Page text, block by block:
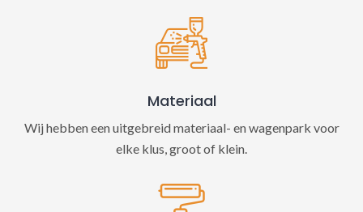
Materiaal
Wij hebben een uitgebreid materiaal- en wagenpark voor
elke klus, groot of klein.